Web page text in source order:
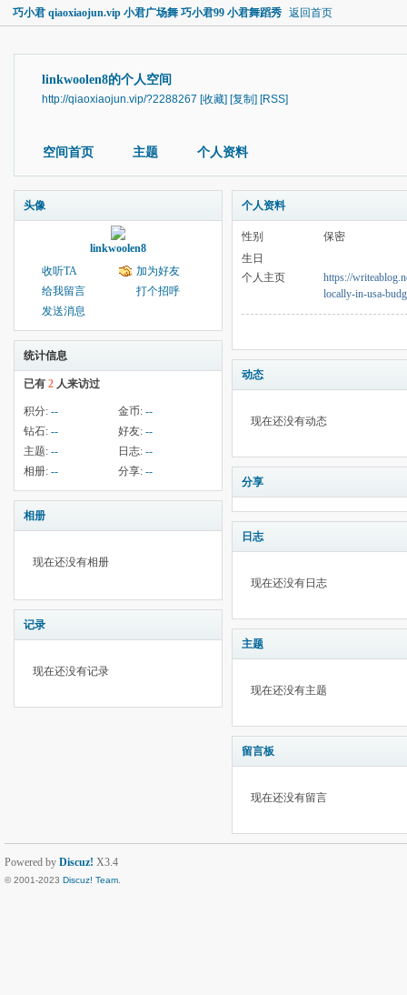
巧小君 qiaoxiaojun.vip 小君广场舞 巧小君99 小君舞蹈秀 返回首页
linkwoolen8的个人空间
http://qiaoxiaojun.vip/?2288267 [收藏] [复制] [RSS]
空间首页 主题 个人资料
头像
linkwoolen8
收听TA
加为好友
给我留言
打个招呼
发送消息
统计信息
已有 2 人来访过
积分: -- 金币: --
钻石: -- 好友: --
主题: -- 日志: --
相册: -- 分享: --
相册
现在还没有相册
记录
现在还没有记录
个人资料
性别
保密
生日
个人主页
https://
locally-in-usa-
动态
现在还没有动态
分享
日志
现在还没有日志
主题
现在还没有主题
留言板
现在还没有留言
Powered by Discuz! X3.4
© 2001-2023 Discuz! Team